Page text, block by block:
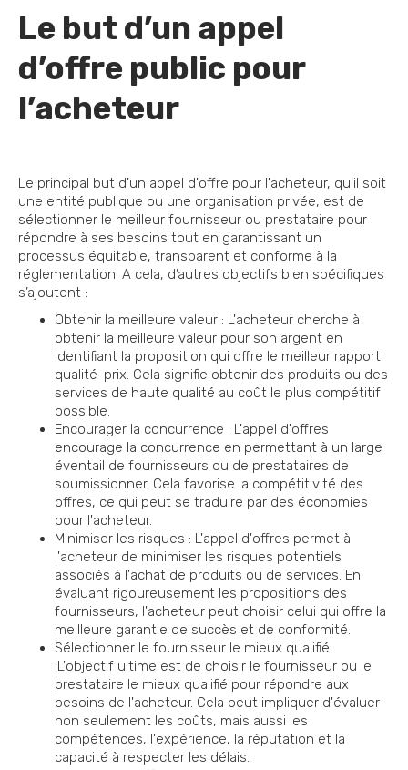
Le but d’un appel
d’offre public pour
l’acheteur
Le principal but d'un appel d'offre pour l'acheteur, qu'il soit
une entité publique ou une organisation privée, est de
sélectionner le meilleur fournisseur ou prestataire pour
répondre à ses besoins tout en garantissant un
processus équitable, transparent et conforme à la
réglementation. A cela, d’autres objectifs bien spécifiques
s’ajoutent :
Obtenir la meilleure valeur : L'acheteur cherche à
obtenir la meilleure valeur pour son argent en
identifiant la proposition qui offre le meilleur rapport
qualité-prix. Cela signifie obtenir des produits ou des
services de haute qualité au coût le plus compétitif
possible.
Encourager la concurrence : L'appel d'offres
encourage la concurrence en permettant à un large
éventail de fournisseurs ou de prestataires de
soumissionner. Cela favorise la compétitivité des
offres, ce qui peut se traduire par des économies
pour l'acheteur.
Minimiser les risques : L'appel d'offres permet à
l'acheteur de minimiser les risques potentiels
associés à l'achat de produits ou de services. En
évaluant rigoureusement les propositions des
fournisseurs, l'acheteur peut choisir celui qui offre la
meilleure garantie de succès et de conformité.
Sélectionner le fournisseur le mieux qualifié
:L'objectif ultime est de choisir le fournisseur ou le
prestataire le mieux qualifié pour répondre aux
besoins de l'acheteur. Cela peut impliquer d'évaluer
non seulement les coûts, mais aussi les
compétences, l'expérience, la réputation et la
capacité à respecter les délais.